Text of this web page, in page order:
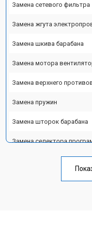
Замена сетевого фильтра
Замена жгута
Замена шкива барабана
Замена мотора
Замена верхнего
Замена пружин
Замена шторок барабана
Замена селектора
Замена опоры бака